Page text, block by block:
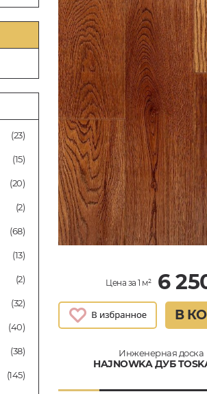
(23)
(15)
(20)
(2)
(68)
(13)
(2)
(32)
(40)
(38)
(145)
Цена за 1 м² 6
В
Инженерная доска
HAJNOWKA ДУБ